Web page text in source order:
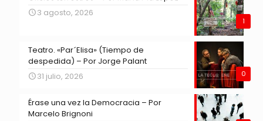
1
3 agosto, 2026
0
Teatro. «Par´Elisa» (Tiempo de
despedida) – Por Jorge Palant
31 julio, 2026
Érase una vez la Democracia – Por
Marcelo Brignoni